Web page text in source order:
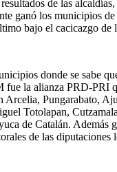
de las alcaldías,
ganó los municipios
bajo el cacicazgo de
donde se sabe
fue la alianza PRD-PRI
Arcelia, Pungarabato,
Totolapan,
de Catalán. Además
de las diputaciones